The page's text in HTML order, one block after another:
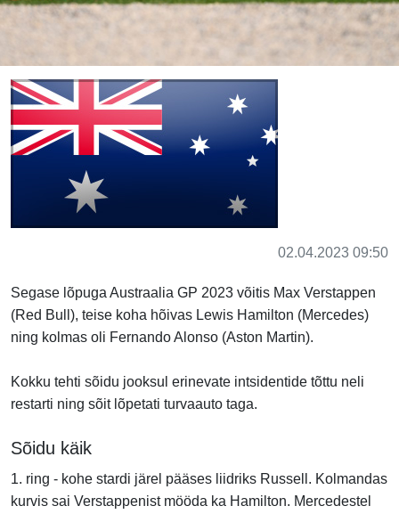
02.04.2023 09:50
Segase lõpuga Austraalia GP 2023 võitis Max Verstappen
(Red Bull), teise koha hõivas Lewis Hamilton (Mercedes)
ning kolmas oli Fernando Alonso (Aston Martin).
Kokku tehti sõidu jooksul erinevate intsidentide tõttu neli
restarti ning sõit lõpetati turvaauto taga.
Sõidu käik
1. ring - kohe stardi järel pääses liidriks Russell. Kolmandas
kurvis sai Verstappenist mööda ka Hamilton. Mercedestel